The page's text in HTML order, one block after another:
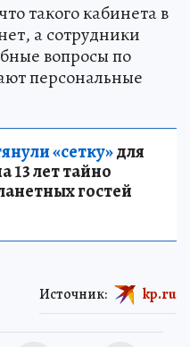
такого кабинета в
а сотрудники
вопросы по
персональные
«сетку»для
13 лет тайно
гостей
Источник: kp.ru